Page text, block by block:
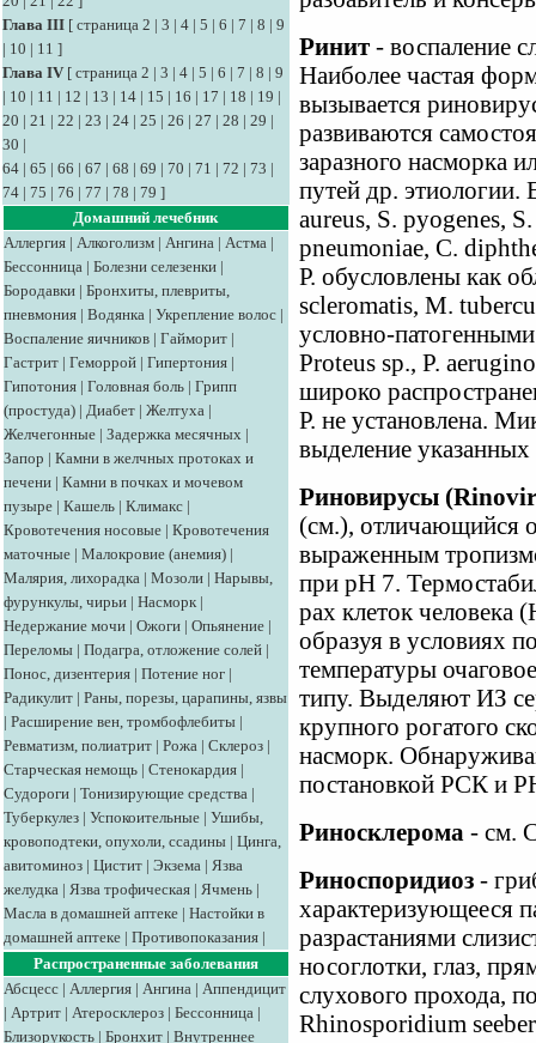
Глава III [ страница 2 | 3 | 4 | 5 | 6 | 7 | 8 | 9
| 10 | 11 ]
Глава IV [ страница 2 | 3 | 4 | 5 | 6 | 7 | 8 | 9
| 10 | 11 | 12 | 13 | 14 | 15 | 16 | 17 | 18 | 19 |
20 | 21 | 22 | 23 | 24 | 25 | 26 | 27 | 28 | 29 |
30 |
64 | 65 | 66 | 67 | 68 | 69 | 70 | 71 | 72 | 73 |
74 | 75 | 76 | 77 | 78 | 79 ]
Домашний лечебник
Аллергия | Алкоголизм | Ангина | Астма |
Бессонница | Болезни селезенки |
Бородавки | Бронхиты, плевриты,
пневмония | Водянка | Укрепление волос |
Воспаление яичников | Гайморит |
Гастрит | Геморрой | Гипертония |
Гипотония | Головная боль | Грипп
(простуда) | Диабет | Желтуха |
Желчегонные | Задержка месячных |
Запор | Камни в желчных протоках и
печени | Камни в почках и мочевом
пузыре | Кашель | Климакс |
Кровотечения носовые | Кровотечения
маточные | Малокровие (анемия) |
Малярия, лихорадка | Мозоли | Нарывы,
фурункулы, чирьи | Насморк |
Недержание мочи | Ожоги | Опьянение |
Переломы | Подагра, отложение солей |
Понос, дизентерия | Потение ног |
Радикулит | Раны, порезы, царапины, язвы
| Расширение вен, тромбофлебиты |
Ревматизм, полиатрит | Рожа | Склероз |
Старческая немощь | Стенокардия |
Судороги | Тонизирующие средства |
Туберкулез | Успокоительные | Ушибы,
кровоподтеки, опухоли, ссадины | Цинга,
авитоминоз | Цистит | Экзема | Язва
желудка | Язва трофическая | Ячмень |
Масла в домашней аптеке | Настойки в
домашней аптеке | Противопоказания |
Распространенные заболевания
Абсцесс | Аллергия | Ангина | Аппендицит
| Артрит | Атеросклероз | Бессонница |
Близорукость | Бронхит | Внутреннее
Ринит - воспаление
Наиболее частая
вызывается
развиваются
заразного насморка
путей др. этиологии.
aureus, S. pyogenes,
pneumoniae, С.
Р. обусловлены как
scleromatis, M.
условно-
Proteus sp., P.
широко
Р. не установлена.
выделение указанных
Риновирусы
(см.), отличающийся
выраженным
при рН 7.
рах клеток
образуя в условиях
температуры
типу. Выделяют ИЗ
крупного рогатого
насморк.
постановкой РСК и
Риносклерома - см.
Риноспоридиоз -
характеризующееся
разрастаниями
носоглотки, глаз,
слухового прохода,
Rhinosporidium